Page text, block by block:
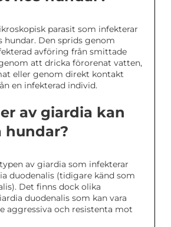
parasit som infekterar
hundar. Den sprids genom
avföring från smittade
att dricka förorenat vatten,
eller genom direkt kontakt
en infekterad individ.
av giardia kan
hundar?
av giardia som infekterar
duodenalis (tidigare känd som
Det finns dock olika
duodenalis som kan vara
aggressiva och resistenta mot